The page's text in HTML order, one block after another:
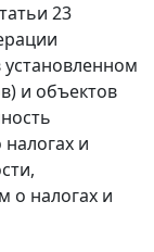
23
и объектов
и
о налогах и